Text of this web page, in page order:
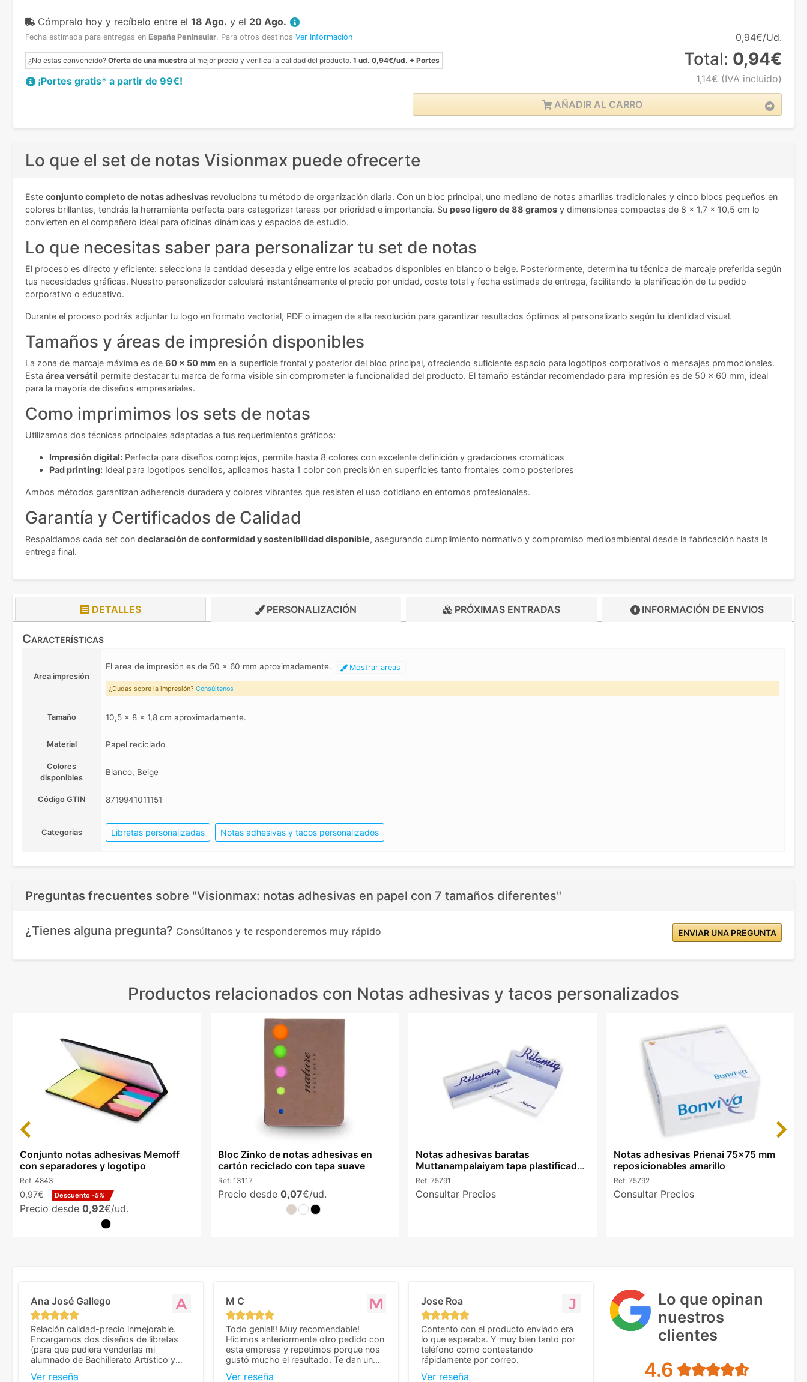
Cómpralo hoy y recíbelo entre el 18 Ago. y el 20 Ago.
Fecha estimada para entregas en España Peninsular. Para otros destinos Ver Información
¿No estas convencido? Oferta de una muestra al mejor precio y verifica la calidad del producto. 1 ud. 0,94€/ud. + Portes
¡Portes gratis* a partir de 99€!
0,94€/Ud.
Total: 0,94€
1,14€ (IVA incluido)
AÑADIR AL CARRO
Lo que el set de notas Visionmax puede ofrecerte
Este conjunto completo de notas adhesivas revoluciona tu método de organización diaria. Con un bloc principal, uno mediano de notas amarillas tradicionales y cinco blocs pequeños en
colores brillantes, tendrás la herramienta perfecta para categorizar tareas por prioridad e importancia. Su peso ligero de 88 gramos y dimensiones compactas de 8 x 1,7 x 10,5 cm lo
convierten en el compañero ideal para oficinas dinámicas y espacios de estudio.
Lo que necesitas saber para personalizar tu set de notas
El proceso es directo y eficiente: selecciona la cantidad deseada y elige entre los acabados disponibles en blanco o beige. Posteriormente, determina tu técnica de marcaje preferida según
tus necesidades gráficas. Nuestro personalizador calculará instantáneamente el precio por unidad, coste total y fecha estimada de entrega, facilitando la planificación de tu pedido
corporativo o educativo.
Durante el proceso podrás adjuntar tu logo en formato vectorial, PDF o imagen de alta resolución para garantizar resultados óptimos al personalizarlo según tu identidad visual.
Tamaños y áreas de impresión disponibles
La zona de marcaje máxima es de 60 x 50 mm en la superficie frontal y posterior del bloc principal, ofreciendo suficiente espacio para logotipos corporativos o mensajes promocionales.
Esta área versátil permite destacar tu marca de forma visible sin comprometer la funcionalidad del producto. El tamaño estándar recomendado para impresión es de 50 x 60 mm, ideal
para la mayoría de diseños empresariales.
Como imprimimos los sets de notas
Utilizamos dos técnicas principales adaptadas a tus requerimientos gráficos:
Impresión digital: Perfecta para diseños complejos, permite hasta 8 colores con excelente definición y gradaciones cromáticas
Pad printing: Ideal para logotipos sencillos, aplicamos hasta 1 color con precisión en superficies tanto frontales como posteriores
Ambos métodos garantizan adherencia duradera y colores vibrantes que resisten el uso cotidiano en entornos profesionales.
Garantía y Certificados de Calidad
Respaldamos cada set con declaración de conformidad y sostenibilidad disponible, asegurando cumplimiento normativo y compromiso medioambiental desde la fabricación hasta la
entrega final.
DETALLES PERSONALIZACIÓN PRÓXIMAS ENTRADAS INFORMACIÓN DE ENVIOS
Características
Area impresión
El area de impresión es de 50 x 60 mm aproximadamente. Mostrar areas
¿Dudas sobre la impresión? Consúltenos
Tamaño 10,5 x 8 x 1,8 cm aproximadamente.
Material Papel reciclado
Colores
disponibles
Blanco, Beige
Código GTIN 8719941011151
Categorias Libretas personalizadas Notas adhesivas y tacos personalizados
Preguntas frecuentes sobre "Visionmax: notas adhesivas en papel con 7 tamaños diferentes"
¿Tienes alguna pregunta? Consúltanos y te responderemos muy rápido ENVIAR UNA PREGUNTA
Productos relacionados con Notas adhesivas y tacos personalizados
Conjunto notas adhesivas Memoff
con separadores y logotipo
Ref: 4843
0,97€ Descuento -5%
Precio desde 0,92€/ud.
Bloc Zinko de notas adhesivas en
cartón reciclado con tapa suave
Ref: 13117
Precio desde 0,07€/ud.
Notas adhesivas baratas
Muttanampalaiyam tapa plastificada
oficina
Ref: 75791
Consultar Precios
Notas adhesivas Prienai 75x75 mm
reposicionables amarillo
Ref: 75792
Consultar Precios
Previous Next
Lo que opinan
nuestros
clientes
4.6
Ana José Gallego
Relación calidad-precio inmejorable.
Encargamos dos diseños de libretas
(para que pudiera venderlas mi
alumnado de Bachillerato Artístico y
mejor presupuesto con diferencia, con
Ver reseña
M C
Todo genial!! Muy recomendable!
Hicimos anteriormente otro pedido con
esta empresa y repetimos porque nos
gustó mucho el resultado. Te dan un
que valoramos mucho cuando se trata
Ver reseña
Jose Roa
Contento con el producto enviado era
lo que esperaba. Y muy bien tanto por
teléfono como contestando
rápidamente por correo.
Ver reseña